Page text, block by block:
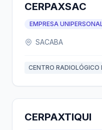
CERPAXSAC
EMPRESA
SACABA
CENTRO RADIOLÓGICO
CERPAXTIQUI